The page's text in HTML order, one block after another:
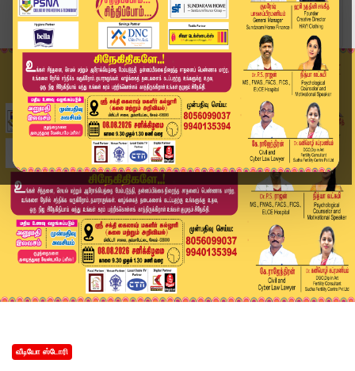
Home
வீடியோ ஸ்டோரி
கரூர் துயரத்தில் புதிய திருப்பம்... சிபிஐ விசார...
வீடியோ ஸ்டோரி